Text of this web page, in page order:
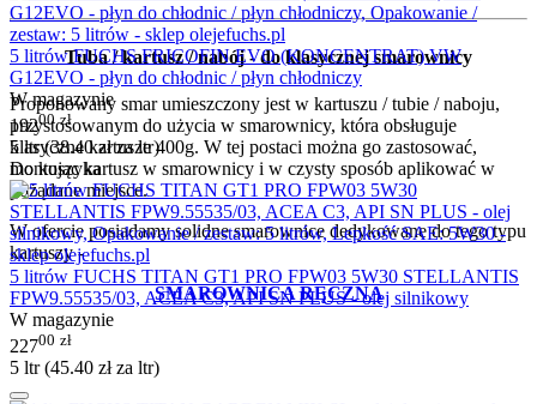
Tuba / kartusz / nabój - do klasycznej smarownicy
Proponowany smar umieszczony jest w kartuszu / tubie / naboju,
przystosowanym do użycia w smarownicy, która obsługuje
klasyczne kartusze 400g. W tej postaci można go zastosować,
montując kartusz w smarownicy i w czysty sposób aplikować w
pożądane miejsce.
W ofercie posiadamy solidne smarownice dedykowane do tego typu
kartuszy -
SMAROWNICA RĘCZNA
5 litrów FUCHS FRICOFIN EVO (KONCENTRAT) VW
G12EVO - płyn do chłodnic / płyn chłodniczy
W magazynie
19200 zł
5 ltr (38.40złza ltr)
Do koszyka
5 litrów FUCHS TITAN GT1 PRO FPW03 5W30 STELLANTIS
FPW9.55535/03, ACEA C3, API SN PLUS - olej silnikowy
W magazynie
22700 zł
5 ltr (45.40 złza ltr)